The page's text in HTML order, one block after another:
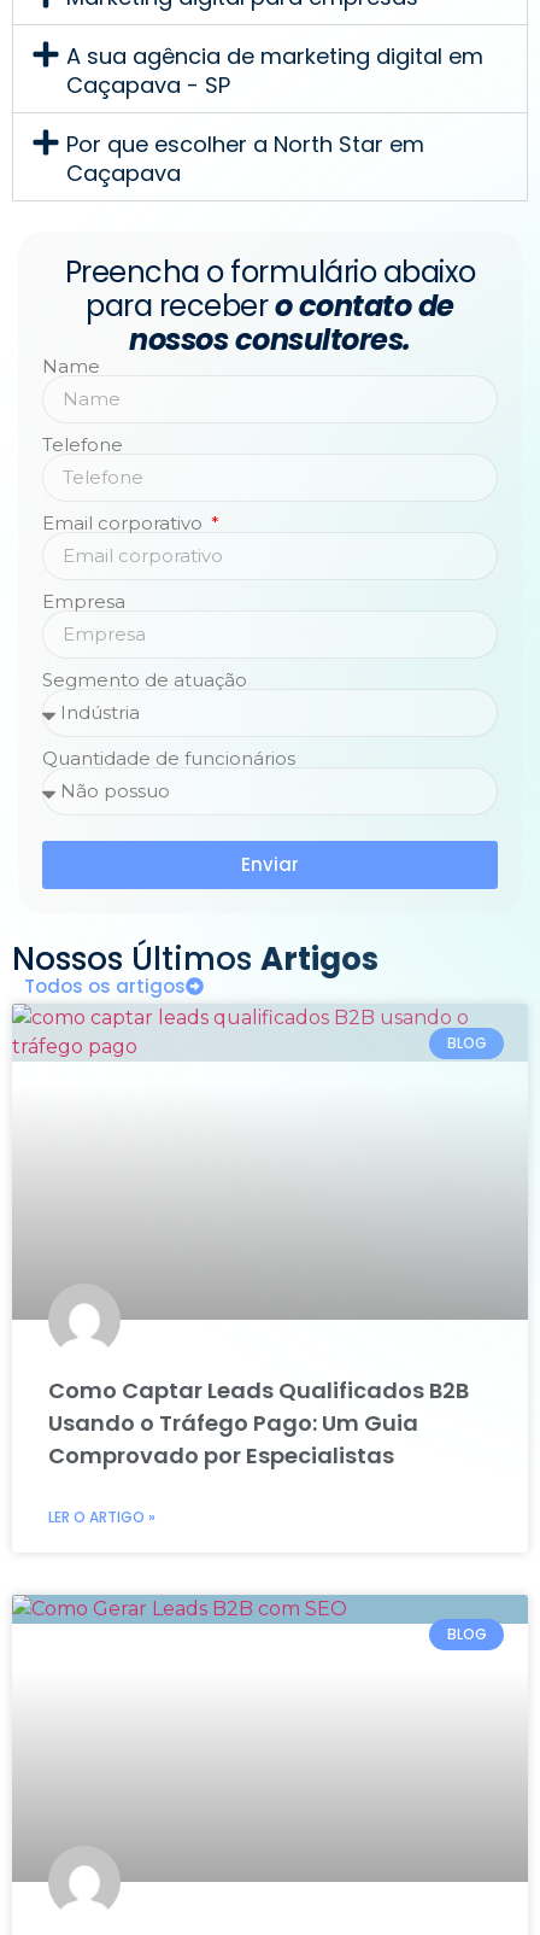
A sua agência de marketing digital em
Caçapava - SP
Por que escolher a North Star em
Caçapava
Preencha o formulário abaixo
para recebero contato de
nossos consultores.
Name
Telefone
Email corporativo
Empresa
Segmento de atuação
Quantidade de funcionários
Enviar
Nossos Últimos Artigos
Todos os artigos
BLOG
Como Captar Leads Qualificados B2B
Usando o Tráfego Pago: Um Guia
Comprovado por Especialistas
LER O ARTIGO »
BLOG